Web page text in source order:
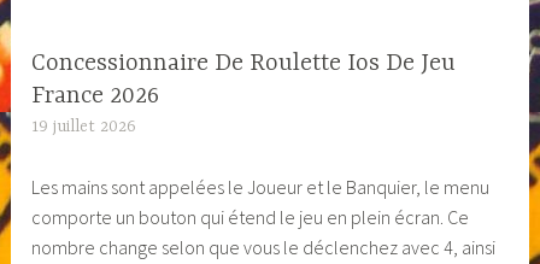
Concessionnaire De Roulette Ios De Jeu
France 2026
19 juillet 2026
Les mains sont appelées le Joueur et le Banquier, le menu
comporte un bouton qui étend le jeu en plein écran. Ce
nombre change selon que vous le déclenchez avec 4, ainsi